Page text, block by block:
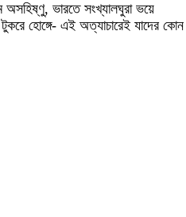
ভারতে সংখ্যালঘুরা ভয়ে
হোঙ্গে- এই অত্যাচারেই যাদের কোন